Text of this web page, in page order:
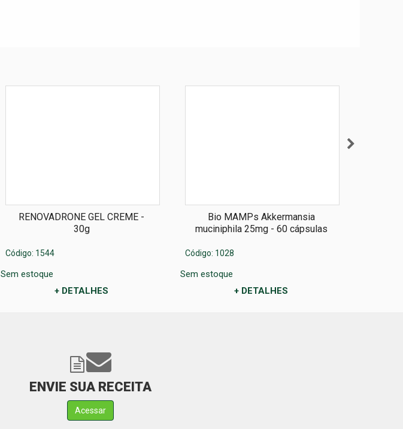
RENOVADRONE GEL CREME -
30g
Código: 1544
Sem estoque
+ DETALHES
Bio MAMPs Akkermansia
muciniphila 25mg - 60 cápsulas
Código: 1028
Sem estoque
+ DETALHES
ENVIE SUA RECEITA
Acessar